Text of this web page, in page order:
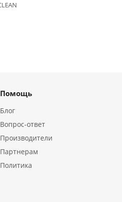
Помощь
Блог
Вопрос-ответ
Производители
Партнерам
Политика